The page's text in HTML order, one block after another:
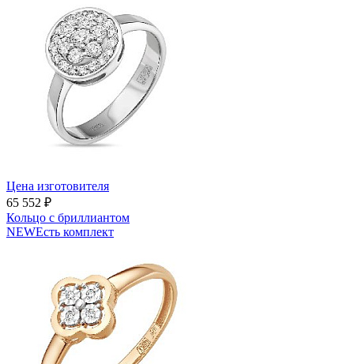
Цена изготовителя
65 552 ₽
Кольцо с бриллиантом
NEWЕсть комплект